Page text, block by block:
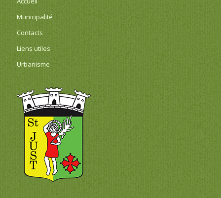
Municipalité
Contacts
Liens utiles
Urbanisme